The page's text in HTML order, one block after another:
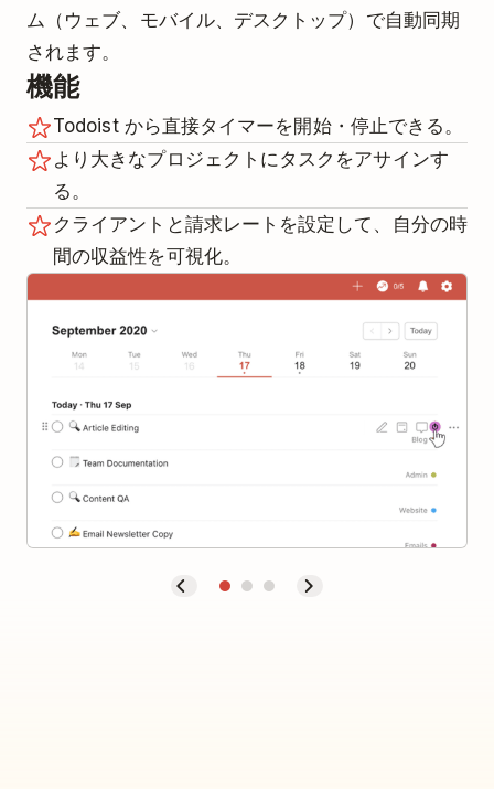
ム（ウェブ、モバイル、デスクトップ）で自動同期
されます。
機能
Todoist から直接タイマーを開始・停止できる。
より大きなプロジェクトにタスクをアサインす
る。
クライアントと請求レートを設定して、自分の時
間の収益性を可視化。